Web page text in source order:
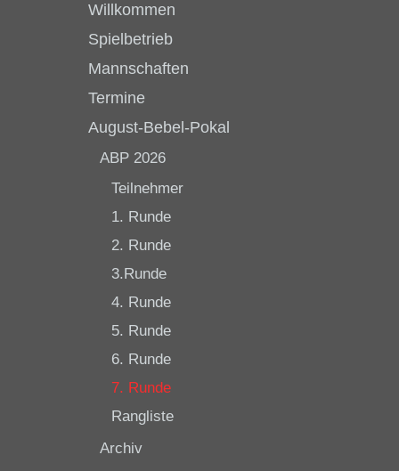
Willkommen
Spielbetrieb
Mannschaften
Termine
August-Bebel-Pokal
ABP 2026
Teilnehmer
1. Runde
2. Runde
3.Runde
4. Runde
5. Runde
6. Runde
7. Runde
Rangliste
Archiv